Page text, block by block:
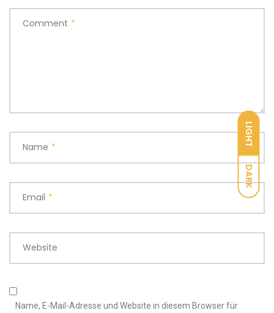
LIGHT
DARK
Comment *
Name *
Email *
Website
Name, E-Mail-Adresse und Website in diesem Browser für